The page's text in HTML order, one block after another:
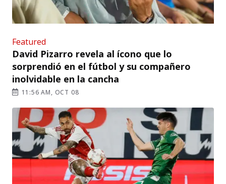
Featured
David Pizarro revela al ícono que lo
sorprendió en el fútbol y su compañero
inolvidable en la cancha
11:56 AM, OCT 08